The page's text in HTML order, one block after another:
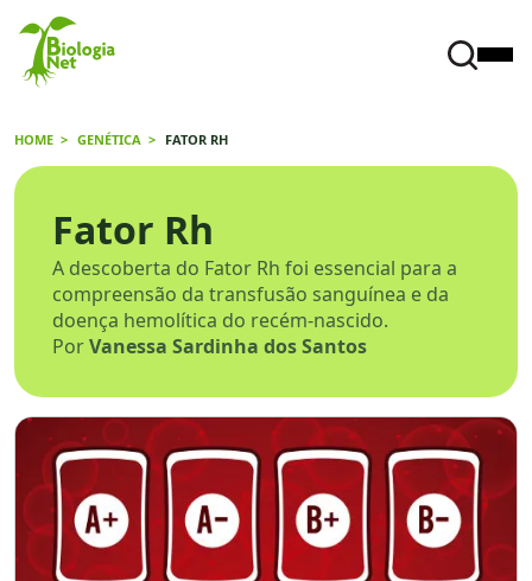
HOME GENÉTICA FATOR RH
Fator Rh
A descoberta do Fator Rh foi essencial para a
compreensão da transfusão sanguínea e da
doença hemolítica do recém-nascido.
PorVanessa Sardinha dos Santos